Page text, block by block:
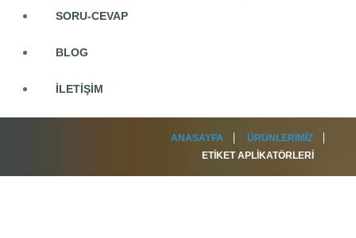
SORU-CEVAP
BLOG
İLETIŞIM
ANASAYFA
ÜRÜNLERIMIZ
ETIKET APLIKATÖRLERI